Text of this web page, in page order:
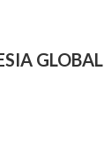
GLOBAL